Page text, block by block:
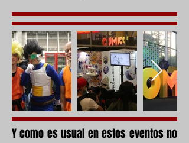
Y como es usual en estos eventos no